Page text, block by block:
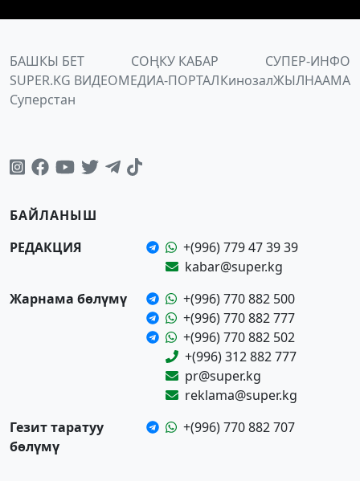
БАШКЫ БЕТ СОҢКУ КАБАР
СУПЕР-ИНФО
SUPER.KG ВИДЕОМЕДИА-ПОРТАЛКинозалЖЫЛНААМА
Суперстан
БАЙЛАНЫШ
РЕДАКЦИЯ
+(996) 779 47 39 39
kabar@super.kg
Жарнама бөлүмү
+(996) 770 882 500
+(996) 770 882 777
+(996) 770 882 502
+(996) 312 882 777
pr@super.kg
reklama@super.kg
Гезит таратуу
бөлүмү
+(996) 770 882 707